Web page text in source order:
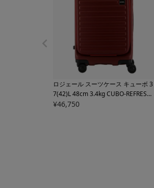
ロジェール スーツケース キューボ 3
7(42)L 48cm 3.4kgCUBO-REFRESH-
S LOJEL | キャリーケース キャリーバ
¥46,750